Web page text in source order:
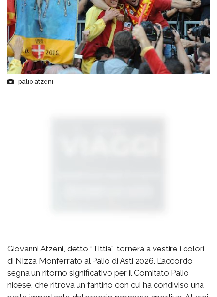
palio atzeni
Giovanni Atzeni, detto “Tittia”, tornerà a vestire i colori
di Nizza Monferrato al Palio di Asti 2026. L’accordo
segna un ritorno significativo per il Comitato Palio
nicese, che ritrova un fantino con cui ha condiviso una